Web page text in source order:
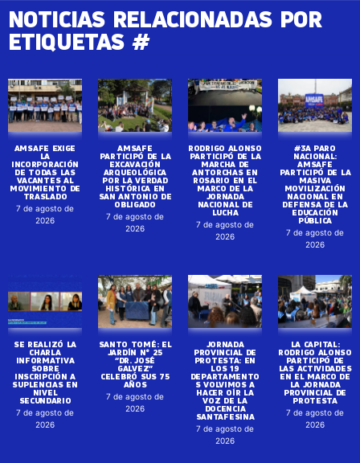
NOTICIAS RELACIONADAS POR
ETIQUETAS #
AMSAFE EXIGE
LA
INCORPORACIÓN
DE TODAS LAS
VACANTES AL
MOVIMIENTO DE
TRASLADO
7 de agosto de
2026
AMSAFE
PARTICIPÓ DE LA
EXCAVACIÓN
ARQUEOLÓGICA
POR LA VERDAD
HISTÓRICA EN
SAN ANTONIO DE
OBLIGADO
7 de agosto de
2026
RODRIGO ALONSO
PARTICIPÓ DE LA
MARCHA DE
ANTORCHAS EN
ROSARIO EN EL
MARCO DE LA
JORNADA
NACIONAL DE
LUCHA
7 de agosto de
2026
#3A PARO
NACIONAL:
AMSAFE
PARTICIPÓ DE LA
MASIVA
MOVILIZACIÓN
NACIONAL EN
DEFENSA DE LA
EDUCACIÓN
PÚBLICA
7 de agosto de
2026
SE REALIZÓ LA
CHARLA
INFORMATIVA
SOBRE
INSCRIPCIÓN A
SUPLENCIAS EN
NIVEL
SECUNDARIO
7 de agosto de
2026
SANTO TOMÉ: EL
JARDÍN N° 25
“DR. JOSÉ
GALVEZ”
CELEBRÓ SUS 75
AÑOS
7 de agosto de
2026
JORNADA
PROVINCIAL DE
PROTESTA: EN
LOS 19
DEPARTAMENTO
S VOLVIMOS A
HACER OÍR LA
VOZ DE LA
DOCENCIA
SANTAFESINA
7 de agosto de
2026
LA CAPITAL:
RODRIGO ALONSO
PARTICIPÓ DE
LAS ACTIVIDADES
EN EL MARCO DE
LA JORNADA
PROVINCIAL DE
PROTESTA
7 de agosto de
2026